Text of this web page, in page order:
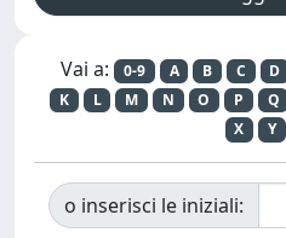
Vai a: 0-9 A B C D
K
L M N O P Q
X
Y
o inserisci le iniziali: